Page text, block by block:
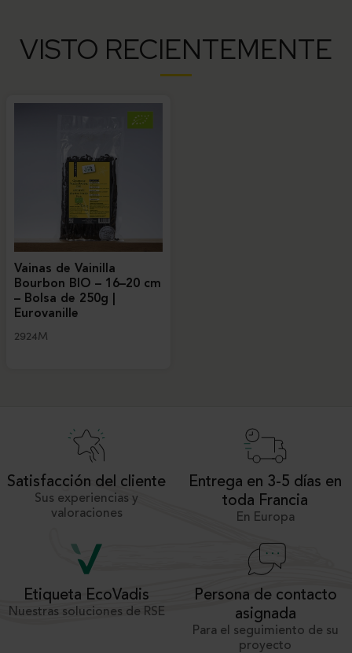
VISTO RECIENTEMENTE
Vainas de Vainilla
Bourbon BIO – 16–20 cm
– Bolsa de 250g |
Eurovanille
2924M
Satisfacción del cliente
Sus experiencias y
valoraciones
Entrega en 3-5 días en
toda Francia
En Europa
Etiqueta EcoVadis
Nuestras soluciones de RSE
Persona de contacto
asignada
Para el seguimiento de su
proyecto